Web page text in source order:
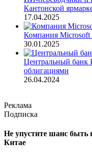
Кантонской
17.04.2025
Компания Microsoft
30.01.2025
Центральный банк
облигациями
26.04.2024
Реклама
Подписка
Не упустите шанс быть
Китае